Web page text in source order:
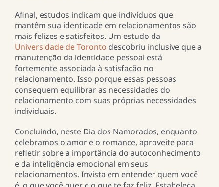
Afinal, estudos indicam que indivíduos que
mantêm sua identidade em relacionamentos são
mais felizes e satisfeitos. Um estudo da
Universidade de Toronto descobriu inclusive que a
manutenção da identidade pessoal está
fortemente associada à satisfação no
relacionamento. Isso porque essas pessoas
conseguem equilibrar as necessidades do
relacionamento com suas próprias necessidades
individuais.
Concluindo, neste Dia dos Namorados, enquanto
celebramos o amor e o romance, aproveite para
refletir sobre a importância do autoconhecimento
e da inteligência emocional em seus
relacionamentos. Invista em entender quem você